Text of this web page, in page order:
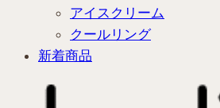
アイスクリーム
クールリング
新着商品